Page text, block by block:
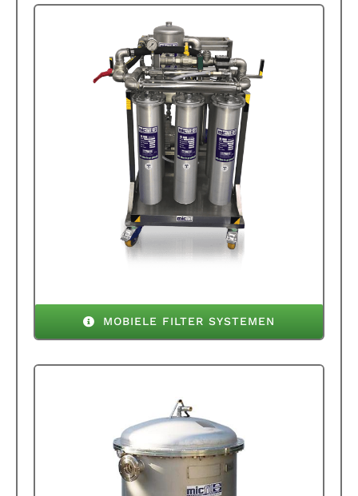
MOBIELE FILTER SYSTEMEN